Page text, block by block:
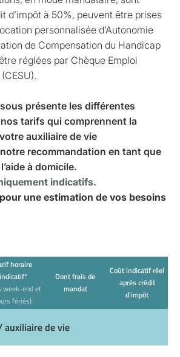
d’impôt à 50%, peuvent être prises
personnalisée d’Autonomie
de Compensation du Handicap
réglées par Chèque Emploi
présente les différentes
tarifs qui comprennent la
auxiliaire de vie
recommandation en tant que
à domicile.
indicatifs.
une estimation de vos besoins
horaire
indicatif*
week-end et
fériés)
Dont frais de
mandat
Coût indicatif réel
après crédit
d'impôt
auxiliaire de vie